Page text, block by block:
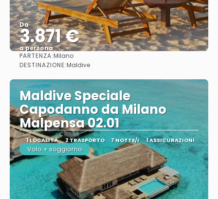
Da
3.871 €
a persona
PARTENZA:Milano
DESTINAZIONE:Maldive
Maldive Speciale
Capodanno da Milano
Malpensa 02.01
1 LOCALITÀ 2 TRASPORTO 7 NOTTE/I 1 ASSICURAZIONI
Volo + soggiorno